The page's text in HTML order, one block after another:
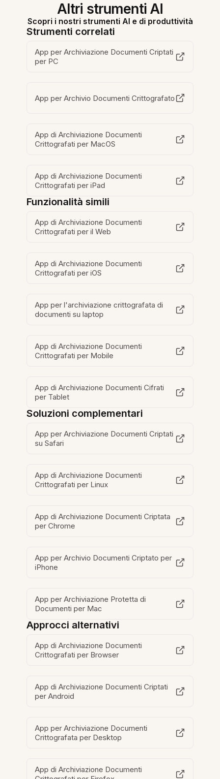
Altri strumenti AI
Scopri i nostri strumenti AI e di produttività
Strumenti correlati
App per Archiviazione Documenti Criptati
per PC
App per Archivio Documenti Crittografato
App di Archiviazione Documenti
Crittografati per MacOS
App di Archiviazione Documenti
Crittografati per iPad
Funzionalità simili
App di Archiviazione Documenti
Crittografati per il Web
App di Archiviazione Documenti
Crittografati per iOS
App per l'archiviazione crittografata di
documenti su laptop
App di Archiviazione Documenti
Crittografati per Mobile
App di Archiviazione Documenti Cifrati
per Tablet
Soluzioni complementari
App per Archiviazione Documenti Criptati
su Safari
App di Archiviazione Documenti
Crittografati per Linux
App di Archiviazione Documenti Criptata
per Chrome
App per Archivio Documenti Criptato per
iPhone
App per Archiviazione Protetta di
Documenti per Mac
Approcci alternativi
App di Archiviazione Documenti
Crittografati per Browser
App di Archiviazione Documenti Criptati
per Android
App per Archiviazione Documenti
Crittografata per Desktop
App di Archiviazione Documenti